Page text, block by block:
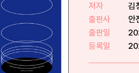
저자
김
출판사
안
출판일
등록일